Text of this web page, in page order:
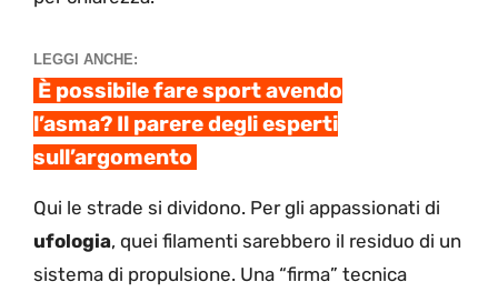
LEGGI ANCHE:
È possibile fare sport avendo
l’asma? Il parere degli esperti
sull’argomento
Qui le strade si dividono. Per gli appassionati di
ufologia, quei filamenti sarebbero il residuo di un
sistema di propulsione. Una “firma” tecnica